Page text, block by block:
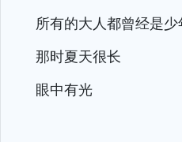
所有的大人都曾经是少
那时夏天很长
眼中有光